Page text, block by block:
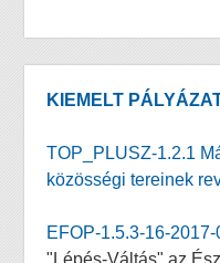
KIEMELT
TOP_PLUSZ-1.2.1
közösségi tereinek
EFOP-1.5.3-16-
"Lépés-Váltás" az